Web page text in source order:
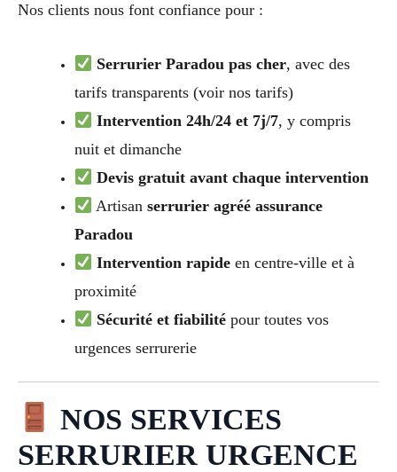
Nos clients nous font confiance pour :
Serrurier Paradou pas cher, avec des
tarifs transparents (voir nos tarifs)
Intervention 24h/24 et 7j/7, y compris
nuit et dimanche
Devis gratuit avant chaque intervention
Artisanserrurier agréé assurance
Paradou
Intervention rapide en centre-ville et à
proximité
Sécurité et fiabilité pour toutes vos
urgences serrurerie
NOS SERVICES
SERRURIER URGENCE